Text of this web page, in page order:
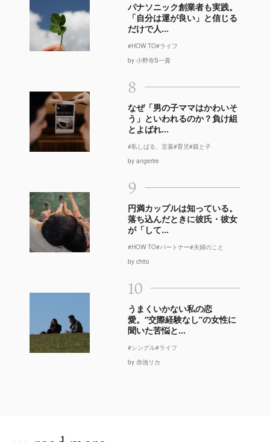
パナソニック創業者も実践。
「自分は運が良い」と信じる
だけで人...
#HOW TO#ライフ
by 小野寺S一貴
8
なぜ「男の子ママはかわいそ
う」といわれるのか？負け組
とよばれ...
#私しばる、言葉#育児#親と子
by angerire
9
円満カップルは知っている。
落ち込んだときに彼氏・彼女
が「して...
#HOW TO#パートナー#夫婦のこと
by chito
10
うまくいかない私の恋
愛。“交際経験なし”の女性に
聞いた苦悩と...
#シングル#ライフ
by 赤池リカ